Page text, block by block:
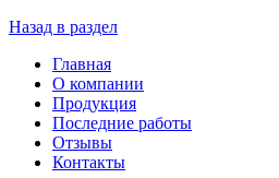
Назад в раздел
Главная
О компании
Продукция
Последние работы
Отзывы
Контакты